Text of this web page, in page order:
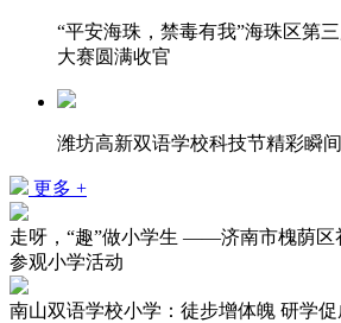
“平安海珠，禁毒有我”海珠区第
大赛圆满收官
潍坊高新双语学校科技节精彩瞬间
更多 +
走呀，“趣”做小学生 ——济南市槐荫区
参观小学活动
南山双语学校小学：徒步增体魄 研学促